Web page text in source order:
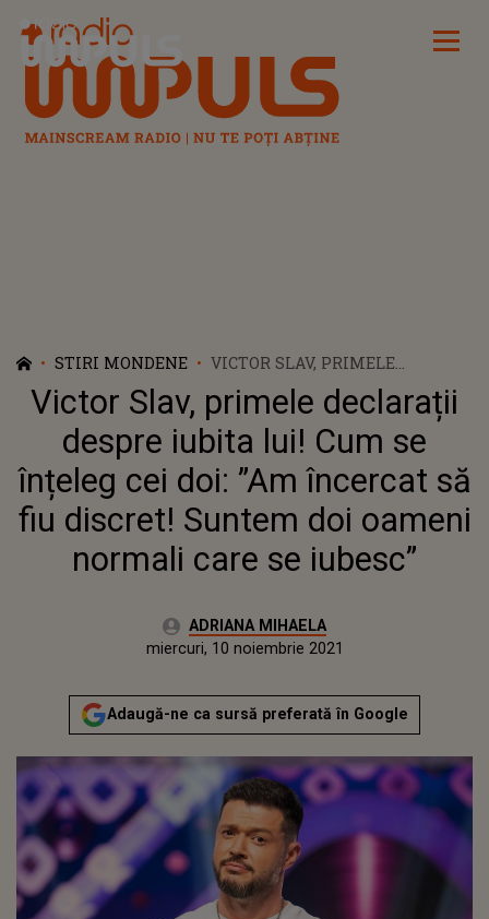
Radio Impuls
STIRI MONDENE
VICTOR SLAV, PRIMELE
DECLARAȚII DESPRE IUBITA
LUI! CUM SE ÎNȚELEG CEI DOI:
”AM ÎNCERCAT SĂ FIU DISCRET!
SUNTEM DOI OAMENI
NORMALI CARE SE IUBESC”
Victor Slav, primele declarații
despre iubita lui! Cum se
înțeleg cei doi: ”Am încercat să
fiu discret! Suntem doi oameni
normali care se iubesc”
Autor:ADRIANA MIHAELA
miercuri, 10 noiembrie 2021
Actualizat:
miercuri, 10 noiembrie 2021
Adaugă-ne ca sursă preferată în Google